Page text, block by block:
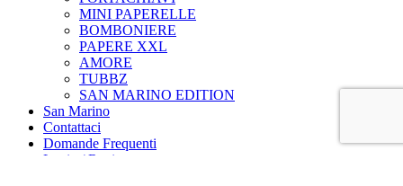
MINI PAPERELLE
BOMBONIERE
PAPERE XXL
AMORE
TUBBZ
SAN MARINO EDITION
San Marino
Contattaci
Domande Frequenti
Login / Register